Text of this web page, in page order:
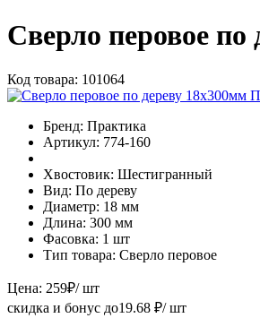
Сверло перовое
Код товара: 101064
Бренд: Практика
Артикул: 774-160
Хвостовик: Шестигранный
Вид: По дереву
Диаметр: 18 мм
Длина: 300 мм
Фасовка: 1 шт
Тип товара: Сверло перовое
Цена: 259₽/ шт
скидка и бонус до19.68 ₽/ шт